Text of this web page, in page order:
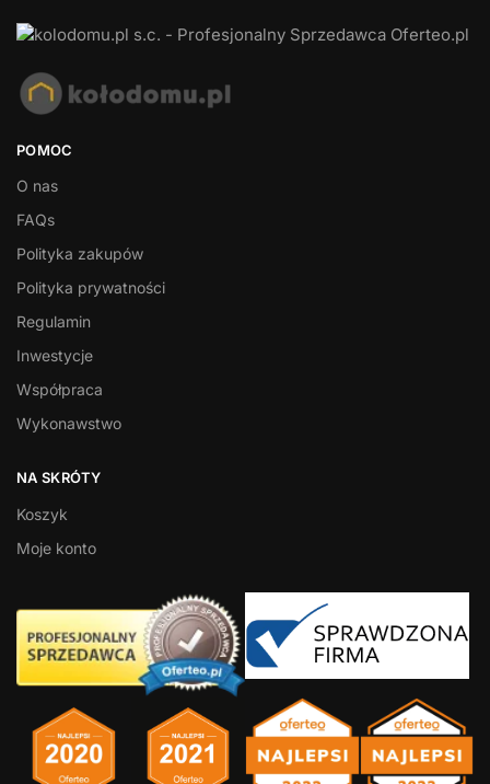
POMOC
O nas
FAQs
Polityka zakupów
Polityka prywatności
Regulamin
Inwestycje
Współpraca
Wykonawstwo
NA SKRÓTY
Koszyk
Moje konto